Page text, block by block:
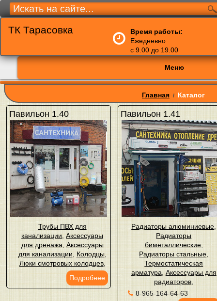
ТК Тарасовка
Время работы:
Ежедневно
с 9.00 до 19.00
Меню
Главная / Каталог
Павильон 1.40
Трубы ПВХ для
канализации ,Аксессуары
для дренажа Аксессуары
для канализации
Колодцы,
Люки смотровых колодцев,
Подробнее
Павильон 1.41
Радиаторы алюминиевые
Радиаторы
биметаллические,
Радиаторы стальные
Термостатическая
арматура Аксессуары для
радиаторов
8-965-164-64-63